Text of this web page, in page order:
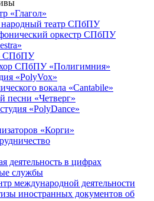
«Глагол»
народный театр СПбПУ
оркестр СПбПУ
СПбПУ
СПбПУ «Полигимния»
«PolyVox»
вокала «Cantabile»
песни «Четверг»
«PolyDance»
«Корги»
деятельность в цифрах
службы
международной деятельности
иностранных документов об